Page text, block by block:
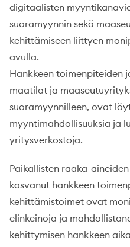
digitaalisten
suoramyynnin sekä
kehittämiseen liittyen
avulla.
Hankkeen toimenpiteiden
maatilat ja
suoramyynnilleen, ovat
myyntimahdollisuuksia ja
yritysverkostoja.
Paikallisten raaka-
kasvanut hankkeen
kehittämistoimet ovat
elinkeinoja ja
kehittymisen hankkeen